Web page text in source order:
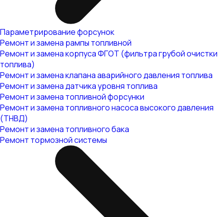
Параметрирование форсунок
Ремонт и замена рампы топливной
Ремонт и замена корпуса ФГОТ (фильтра грубой очистки
топлива)
Ремонт и замена клапана аварийного давления топлива
Ремонт и замена датчика уровня топлива
Ремонт и замена топливной форсунки
Ремонт и замена топливного насоса высокого давления
(ТНВД)
Ремонт и замена топливного бака
Ремонт тормозной системы